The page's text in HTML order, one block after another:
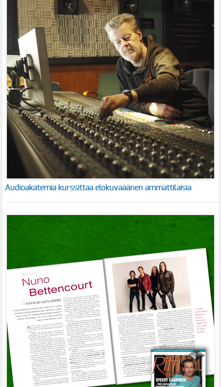
Audioakatemia kurssittaa elokuvaäänen ammattilaisia